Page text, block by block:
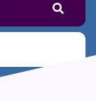
4 bedrijven die